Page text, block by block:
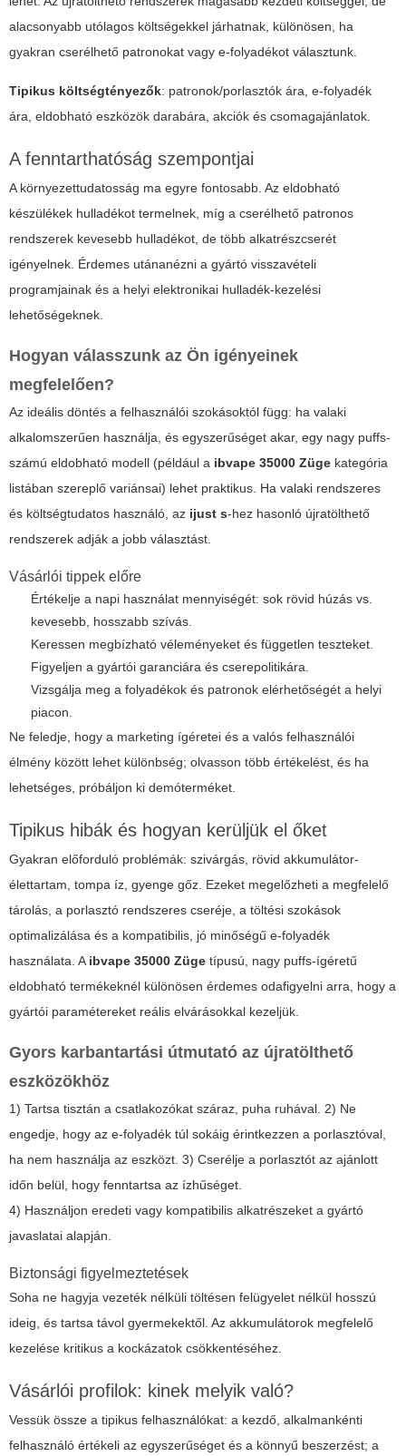
alacsonyabb utólagos költségekkel járhatnak, különösen, ha
gyakran cserélhető patronokat vagy e-folyadékot választunk.
Tipikus költségtényezők: patronok/porlasztók ára, e-folyadék
ára, eldobható eszközök darabára, akciók és csomagajánlatok.
A fenntarthatóság szempontjai
A környezettudatosság ma egyre fontosabb. Az eldobható
készülékek hulladékot termelnek, míg a cserélhető patronos
rendszerek kevesebb hulladékot, de több alkatrészcserét
igényelnek. Érdemes utánanézni a gyártó visszavételi
programjainak és a helyi elektronikai hulladék-kezelési
lehetőségeknek.
Hogyan válasszunk az Ön igényeinek
megfelelően?
Az ideális döntés a felhasználói szokásoktól függ: ha valaki
alkalomszerűen használja, és egyszerűséget akar, egy nagy puffs-
számú eldobható modell (például a ibvape 35000 Züge kategória
listában szereplő variánsai) lehet praktikus. Ha valaki rendszeres
és költségtudatos használó, az ijust s-hez hasonló újratölthető
rendszerek adják a jobb választást.
Vásárlói tippek előre
Értékelje a napi használat mennyiségét: sok rövid húzás vs.
kevesebb, hosszabb szívás.
Keressen megbízható véleményeket és független teszteket.
Figyeljen a gyártói garanciára és cserepolitikára.
Vizsgálja meg a folyadékok és patronok elérhetőségét a helyi
piacon.
Ne feledje, hogy a marketing ígéretei és a valós felhasználói
élmény között lehet különbség; olvasson több értékelést, és ha
lehetséges, próbáljon ki demóterméket.
Tipikus hibák és hogyan kerüljük el őket
Gyakran előforduló problémák: szivárgás, rövid akkumulátor-
élettartam, tompa íz, gyenge gőz. Ezeket megelőzheti a megfelelő
tárolás, a porlasztó rendszeres cseréje, a töltési szokások
optimalizálása és a kompatibilis, jó minőségű e-folyadék
használata. Aibvape 35000 Züge típusú, nagy puffs-ígéretű
eldobható termékeknél különösen érdemes odafigyelni arra, hogy a
gyártói paramétereket reális elvárásokkal kezeljük.
Gyors karbantartási útmutató az újratölthető
eszközökhöz
1) Tartsa tisztán a csatlakozókat száraz, puha ruhával. 2) Ne
engedje, hogy az e-folyadék túl sokáig érintkezzen a porlasztóval,
ha nem használja az eszközt. 3) Cserélje a porlasztót az ajánlott
időn belül, hogy fenntartsa az ízhűséget.
4) Használjon eredeti vagy kompatibilis alkatrészeket a gyártó
javaslatai alapján.
Biztonsági figyelmeztetések
Soha ne hagyja vezeték nélküli töltésen felügyelet nélkül hosszú
ideig, és tartsa távol gyermekektől. Az akkumulátorok megfelelő
kezelése kritikus a kockázatok csökkentéséhez.
Vásárlói profilok: kinek melyik való?
Vessük össze a tipikus felhasználókat: a kezdő, alkalmankénti
felhasználó értékeli az egyszerűséget és a könnyű beszerzést; a